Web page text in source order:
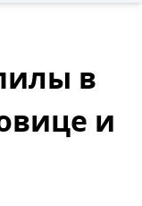
в
и